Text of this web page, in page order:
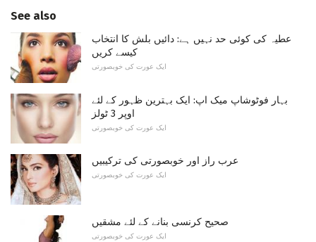
See also
عطیہ کی کوئی حد نہیں ہے: دائیں بلش کا انتخاب
کیسے کریں
ایک عورت کی خوبصورتی
بہار فوٹوشاپ میک اپ: ایک بہترین ظہور کے لئے
اوپر 3 ٹولز
ایک عورت کی خوبصورتی
عرب راز اور خوبصورتی کی ترکیبیں
ایک عورت کی خوبصورتی
صحیح کرنسی بنانے کے لئے مشقیں
ایک عورت کی خوبصورتی